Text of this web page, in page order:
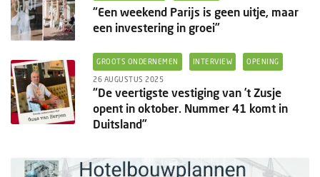
“Een weekend Parijs is geen uitje, maar
een investering in groei”
GROOTS ONDERNEMEN INTERVIEW OPENING
26 AUGUSTUS 2025
“De veertigste vestiging van ’t Zusje
opent in oktober. Nummer 41 komt in
Duitsland”